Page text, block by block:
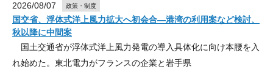
2026/08/07 政策・制度
国交省、浮体式洋上風力拡大へ初会合―港湾の利用案など検討、
秋以降に中間案
国土交通省が浮体式洋上風力発電の導入具体化に向け本腰を入
れ始めた。東北電力がフランスの企業と岩手県